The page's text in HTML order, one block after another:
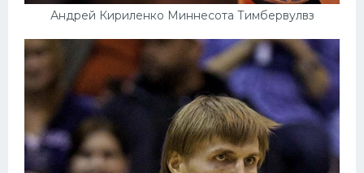
Андрей Кириленко Миннесота Тимбервулвз